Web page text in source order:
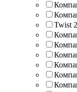
Twist